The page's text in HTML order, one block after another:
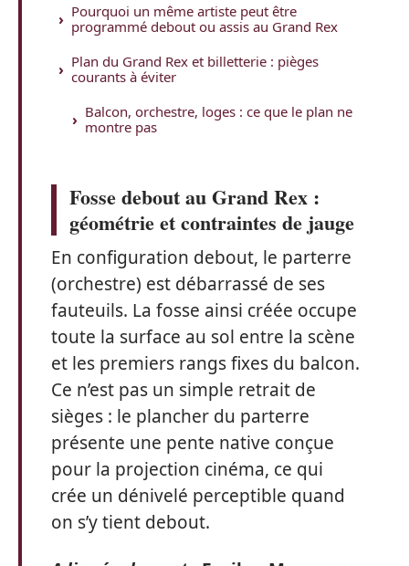
Pourquoi un même artiste peut être
programmé debout ou assis au Grand Rex
Plan du Grand Rex et billetterie : pièges
courants à éviter
Balcon, orchestre, loges : ce que le plan ne
montre pas
Fosse debout au Grand Rex :
géométrie et contraintes de jauge
En configuration debout, le parterre
(orchestre) est débarrassé de ses
fauteuils. La fosse ainsi créée occupe
toute la surface au sol entre la scène
et les premiers rangs fixes du balcon.
Ce n’est pas un simple retrait de
sièges : le plancher du parterre
présente une pente native conçue
pour la projection cinéma, ce qui
crée un dénivelé perceptible quand
on s’y tient debout.